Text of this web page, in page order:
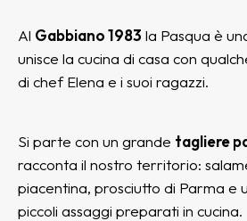
Al Gabbiano 1983 la Pasqua è
unisce la cucina di casa con
di chef Elena e i suoi ragazzi.
Si parte con un grande tagliere
racconta il nostro territorio:
piacentina, prosciutto di Parma e
piccoli assaggi preparati in cucina.